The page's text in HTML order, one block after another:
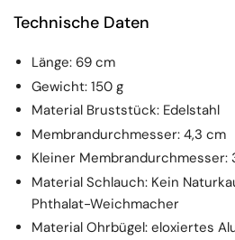
Technische Daten
Länge: 69 cm
Gewicht: 150 g
Material Bruststück: Edelstahl
Membrandurchmesser: 4,3 cm
Kleiner Membrandurchmesser:
Material Schlauch: Kein
Phthalat-Weichmacher
Material Ohrbügel: eloxiertes